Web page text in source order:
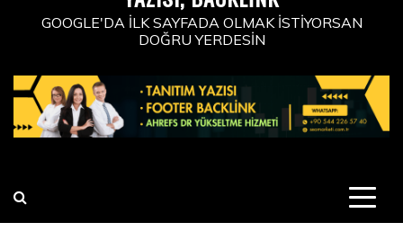
GOOGLE'DA İLK SAYFADA OLMAK İSTIYORSAN
DOĞRU YERDESIN